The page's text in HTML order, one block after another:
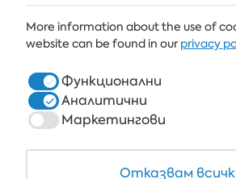
ХОТЕЛИ
ЗДРАВЕ & СПА
РЕСТОРАНТИ И
COWORKING
More information about the use of
website can be found in ourprivacy
Функционални
Аналитични
Маркетингови
Отказвам